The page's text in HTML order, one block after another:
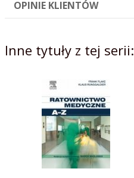
OPINIE KLIENTÓW
Inne tytuły z tej serii: